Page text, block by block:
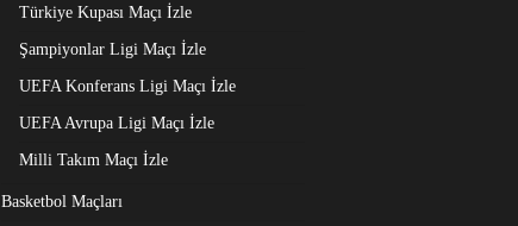
Türkiye Kupası Maçı İzle
Şampiyonlar Ligi Maçı İzle
UEFA Konferans Ligi Maçı İzle
UEFA Avrupa Ligi Maçı İzle
Milli Takım Maçı İzle
Basketbol Maçları